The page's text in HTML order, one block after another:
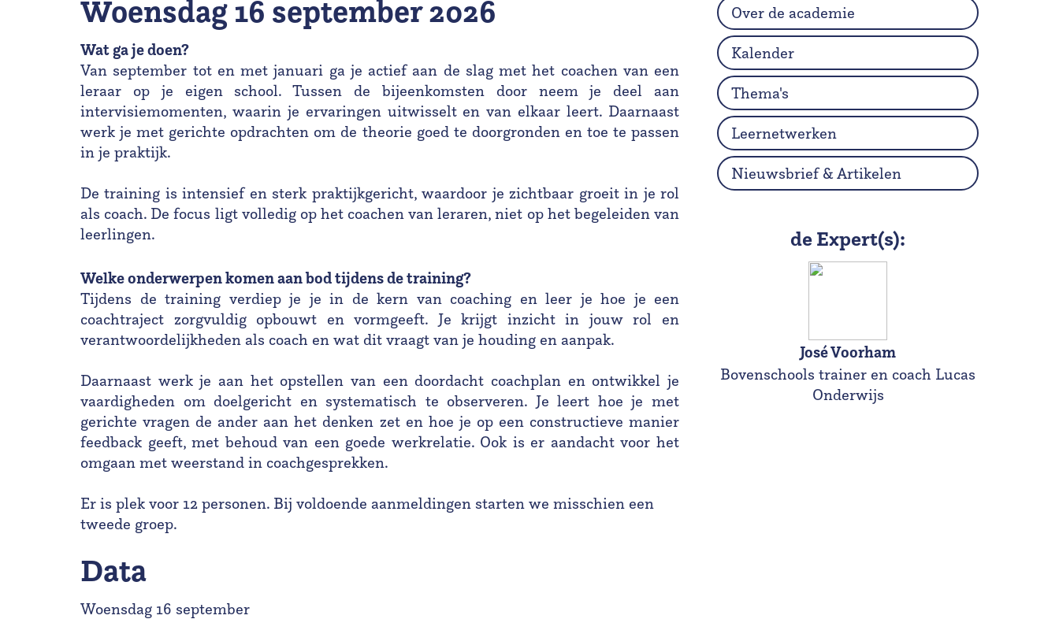
woensdag 16 september 2026
Wat ga je doen?
Van september tot en met januari ga je actief aan de slag met het coachen van een
leraar op je eigen school. Tussen de bijeenkomsten door neem je deel aan
intervisiemomenten, waarin je ervaringen uitwisselt en van elkaar leert. Daarnaast
werk je met gerichte opdrachten om de theorie goed te doorgronden en toe te passen
in je praktijk.
De training is intensief en sterk praktijkgericht, waardoor je zichtbaar groeit in je rol
als coach. De focus ligt volledig op het coachen van leraren, niet op het begeleiden van
leerlingen.
Welke onderwerpen komen aan bod tijdens de training?
Tijdens de training verdiep je je in de kern van coaching en leer je hoe je een
coachtraject zorgvuldig opbouwt en vormgeeft. Je krijgt inzicht in jouw rol en
verantwoordelijkheden als coach en wat dit vraagt van je houding en aanpak.
Daarnaast werk je aan het opstellen van een doordacht coachplan en ontwikkel je
vaardigheden om doelgericht en systematisch te observeren. Je leert hoe je met
gerichte vragen de ander aan het denken zet en hoe je op een constructieve manier
feedback geeft, met behoud van een goede werkrelatie. Ook is er aandacht voor het
omgaan met weerstand in coachgesprekken.
Er is plek voor 12 personen. Bij voldoende aanmeldingen starten we misschien een
tweede groep.
Data
Woensdag 16 september
Over de academie
Kalender
Thema's
Leernetwerken
Nieuwsbrief & Artikelen
de Expert(s):
José Voorham
Bovenschools trainer en coach Lucas
Onderwijs